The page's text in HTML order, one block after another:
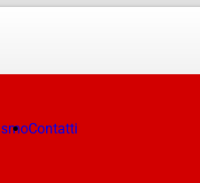
Contatti